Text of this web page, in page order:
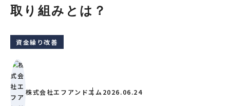
取り組みとは？
資金繰り改善
株式会社エフアンドエム 2026.06.24